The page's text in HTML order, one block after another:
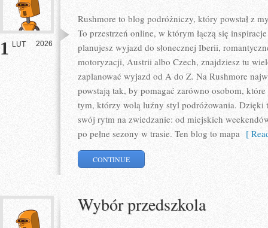
1 LUT 2026
Rushmore to blog podróżniczy, który powstał z
To przestrzeń online, w którym łączą się
planujesz wyjazd do słonecznej Iberii,
motoryzacji, Austrii albo Czech, znajdziesz tu
zaplanować wyjazd od A do Z. Na Rushmore
powstają tak, by pomagać zarówno osobom,
tym, którzy wolą luźny styl podróżowania. Dzięki
swój rytm na zwiedzanie: od miejskich
po pełne sezony w trasie. Ten blog to mapa [
CONTINUE
Wybór przedszkola